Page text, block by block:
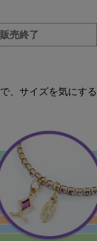
販売終了
、サイズを気にする